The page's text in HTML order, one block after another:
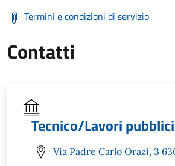
Termini e condizioni di servizio
Contatti
Tecnico/Lavori pubblici
Via Padre Carlo Orazi, 3